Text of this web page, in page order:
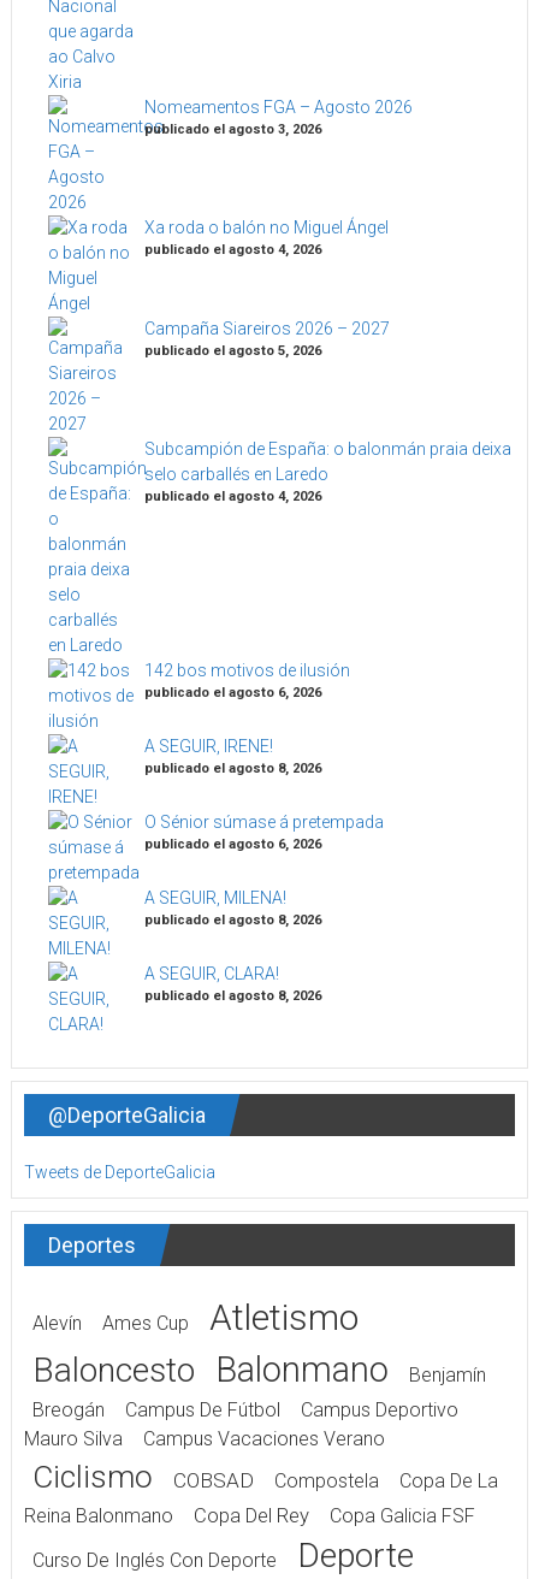
Nomeamentos FGA – Agosto 2026
publicado el agosto 3, 2026
Xa roda o balón no Miguel Ángel
publicado el agosto 4, 2026
Campaña Siareiros 2026 – 2027
publicado el agosto 5, 2026
Subcampión de España: o balonmán praia deixa
selo carballés en Laredo
publicado el agosto 4, 2026
142 bos motivos de ilusión
publicado el agosto 6, 2026
A SEGUIR, IRENE!
publicado el agosto 8, 2026
O Sénior súmase á pretempada
publicado el agosto 6, 2026
A SEGUIR, MILENA!
publicado el agosto 8, 2026
A SEGUIR, CLARA!
publicado el agosto 8, 2026
@DeporteGalicia
Tweets de DeporteGalicia
Deportes
Alevín Ames Cup Atletismo
Baloncesto Balonmano
Benjamín
Breogán
Campus De Fútbol
Campus Deportivo
Mauro Silva
Campus Vacaciones Verano
Ciclismo COBSAD Compostela
Copa De La
Reina Balonmano
Copa Del Rey
Copa Galicia FSF
Curso De Inglés Con Deporte
Deporte